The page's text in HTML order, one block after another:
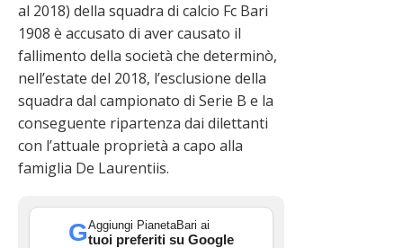
al 2018) della squadra di calcio Fc Bari
1908 è accusato di aver causato il
fallimento della società che determinò,
nell’estate del 2018, l’esclusione della
squadra dal campionato di Serie B e la
conseguente ripartenza dai dilettanti
con l’attuale proprietà a capo alla
famiglia De Laurentiis.
GAggiungi PianetaBari ai
tuoi preferiti su Google